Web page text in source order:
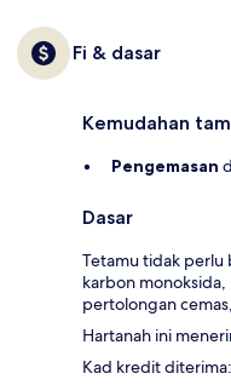
Fi & dasar
Kemudahan
Pengemasan
Dasar
Tetamu tidak perlu
karbon
pertolongan
Hartanah ini
Kad kredit